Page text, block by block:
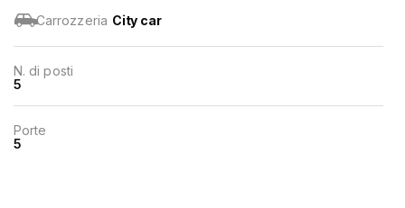
Carrozzeria City car
N. di posti
5
Porte
5